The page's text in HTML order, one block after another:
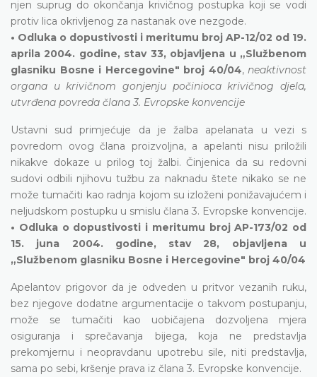
njen suprug do okončanja krivičnog postupka koji se vodi
protiv lica okrivljenog za nastanak ove nezgode.
• Odluka o dopustivosti i meritumu broj AP-12/02 od 19.
aprila 2004. godine, stav 33, objavljena u „Službenom
glasniku Bosne i Hercegovine" broj 40/04,neaktivnost
organa u krivičnom gonjenju počinioca krivičnog djela,
utvrđena povreda člana 3. Evropske konvencije
Ustavni sud primjećuje da je žalba apelanata u vezi s
povredom ovog člana proizvoljna, a apelanti nisu priložili
nikakve dokaze u prilog toj žalbi. Činjenica da su redovni
sudovi odbili njihovu tužbu za naknadu štete nikako se ne
može tumačiti kao radnja kojom su izloženi ponižavajućem i
neljudskom postupku u smislu člana 3. Evropske konvencije.
• Odluka o dopustivosti i meritumu broj AP-173/02 od
15. juna 2004. godine, stav 28, objavljena u
„Službenom glasniku Bosne i Hercegovine" broj 40/04
Apelantov prigovor da je odveden u pritvor vezanih ruku,
bez njegove dodatne argumentacije o takvom postupanju,
može se tumačiti kao uobičajena dozvoljena mjera
osiguranja i sprečavanja bijega, koja ne predstavlja
prekomjernu i neopravdanu upotrebu sile, niti predstavlja,
sama po sebi, kršenje prava iz člana 3. Evropske konvencije.